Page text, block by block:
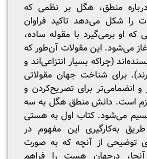
منطق، هگل بر نظمی که
را شکل می‌دهد تاکید فراوان
که او بر‌می‌گیرد با مقوله ساده،
می‌شود. این مقولات آن‌طور که
(چراکه بسیار انتزاعی‌اند و
برای شناخت جهان مقولاتی
و انضمامی‌تر برای تصریح‌کردن و
است. دانش منطق هگل به سه
می‌شود. کتاب اول به هستی
به‌کارگیری این مفهوم در
توضیحی از آنچه که به صورت
درجهان هست را فراهم